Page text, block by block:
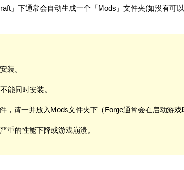
」下通常会自动生成一个「Mods」文件夹(如没有可
装。
能同时安装。
，请一并放入Mods文件夹下（Forge通常会在启动游戏
重的性能下降或游戏崩溃。